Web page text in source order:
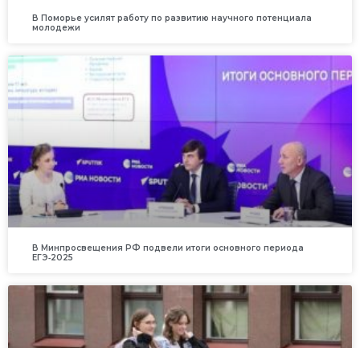
В Поморье усилят работу по развитию научного потенциала
молодежи
В Минпросвещения РФ подвели итоги основного периода
ЕГЭ‑2025